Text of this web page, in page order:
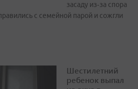
засаду из‑за спора
с семейной парой и сожгли
Шестилетний
ребенок выпал